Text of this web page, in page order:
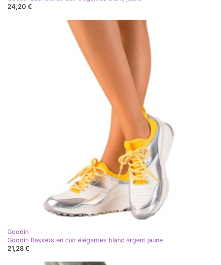
24,20 €
Goodin
Goodin Baskets en cuir élégantes blanc argent jaune
21,28 €